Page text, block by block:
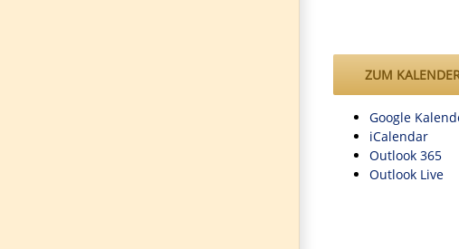
ZUM
Google
iCalendar
Outlook 365
Outlook Live